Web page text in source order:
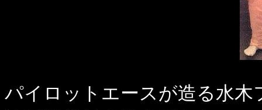
パイロットエースが造る水